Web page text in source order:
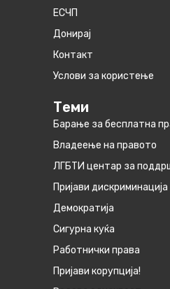
ЕСЧП
Донирај
Контакт
Услови за користење
Теми
Барање за бесплатна
Владеење на правото
ЛГБТИ центар за
Пријави дискриминација
Демократија
Сигурна куќа
Работнички права
Пријави корупција!